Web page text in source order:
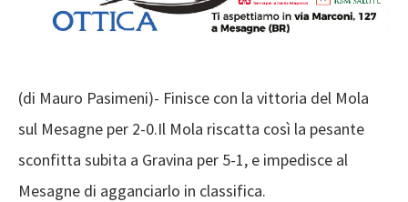
(di Mauro Pasimeni)- Finisce con la vittoria del Mola
sul Mesagne per 2-0.Il Mola riscatta così la pesante
sconfitta subita a Gravina per 5-1, e impedisce al
Mesagne di agganciarlo in classifica.